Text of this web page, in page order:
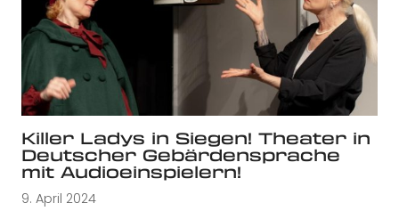
Killer Ladys in Siegen! Theater in
Deutscher Gebärdensprache
mit Audioeinspielern!
9. April 2024